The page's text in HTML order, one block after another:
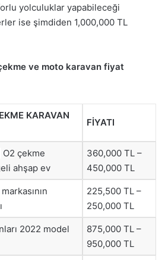
yolculuklar yapabileceği
ise şimdiden 1,000,000 TL
ve moto karavan fiyat
KARAVAN
FİYATI
çekme
ahşap ev
360,000 TL –
450,000 TL
225,500 TL –
250,000 TL
2022 model
875,000 TL –
950,000 TL